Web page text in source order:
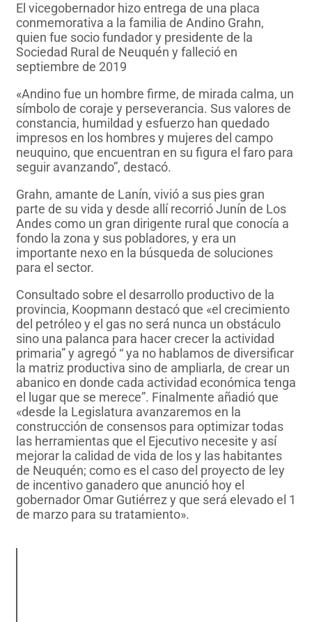
El vicegobernador hizo entrega de una placa
conmemorativa a la familia de Andino Grahn,
quien fue socio fundador y presidente de la
Sociedad Rural de Neuquén y falleció en
septiembre de 2019
«Andino fue un hombre firme, de mirada calma, un
símbolo de coraje y perseverancia. Sus valores de
constancia, humildad y esfuerzo han quedado
impresos en los hombres y mujeres del campo
neuquino, que encuentran en su figura el faro para
seguir avanzando”, destacó.
Grahn, amante de Lanín, vivió a sus pies gran
parte de su vida y desde allí recorrió Junín de Los
Andes como un gran dirigente rural que conocía a
fondo la zona y sus pobladores, y era un
importante nexo en la búsqueda de soluciones
para el sector.
Consultado sobre el desarrollo productivo de la
provincia, Koopmann destacó que «el crecimiento
del petróleo y el gas no será nunca un obstáculo
sino una palanca para hacer crecer la actividad
primaria” y agregó “ ya no hablamos de diversificar
la matriz productiva sino de ampliarla, de crear un
abanico en donde cada actividad económica tenga
el lugar que se merece”. Finalmente añadió que
«desde la Legislatura avanzaremos en la
construcción de consensos para optimizar todas
las herramientas que el Ejecutivo necesite y así
mejorar la calidad de vida de los y las habitantes
de Neuquén; como es el caso del proyecto de ley
de incentivo ganadero que anunció hoy el
gobernador Omar Gutiérrez y que será elevado el 1
de marzo para su tratamiento».